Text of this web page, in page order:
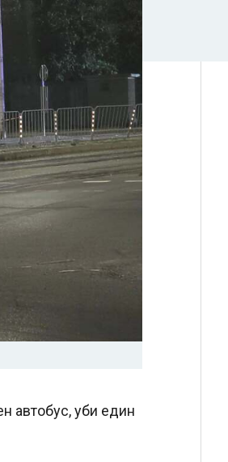
автобус, уби един